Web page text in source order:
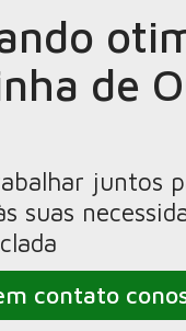
de
juntos
suas
contato